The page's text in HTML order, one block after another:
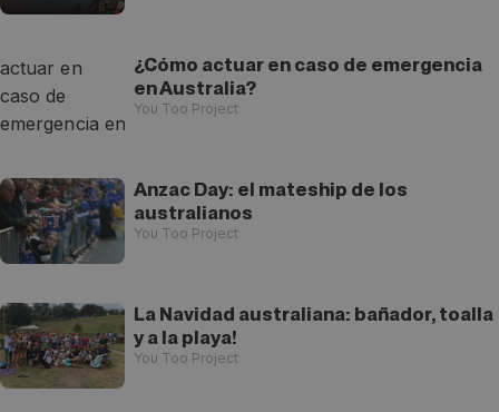
¿Cómo actuar en caso de emergencia
en Australia?
You Too Project
Anzac Day: el mateship de los
australianos
You Too Project
La Navidad australiana: bañador, toalla
y a la playa!
You Too Project